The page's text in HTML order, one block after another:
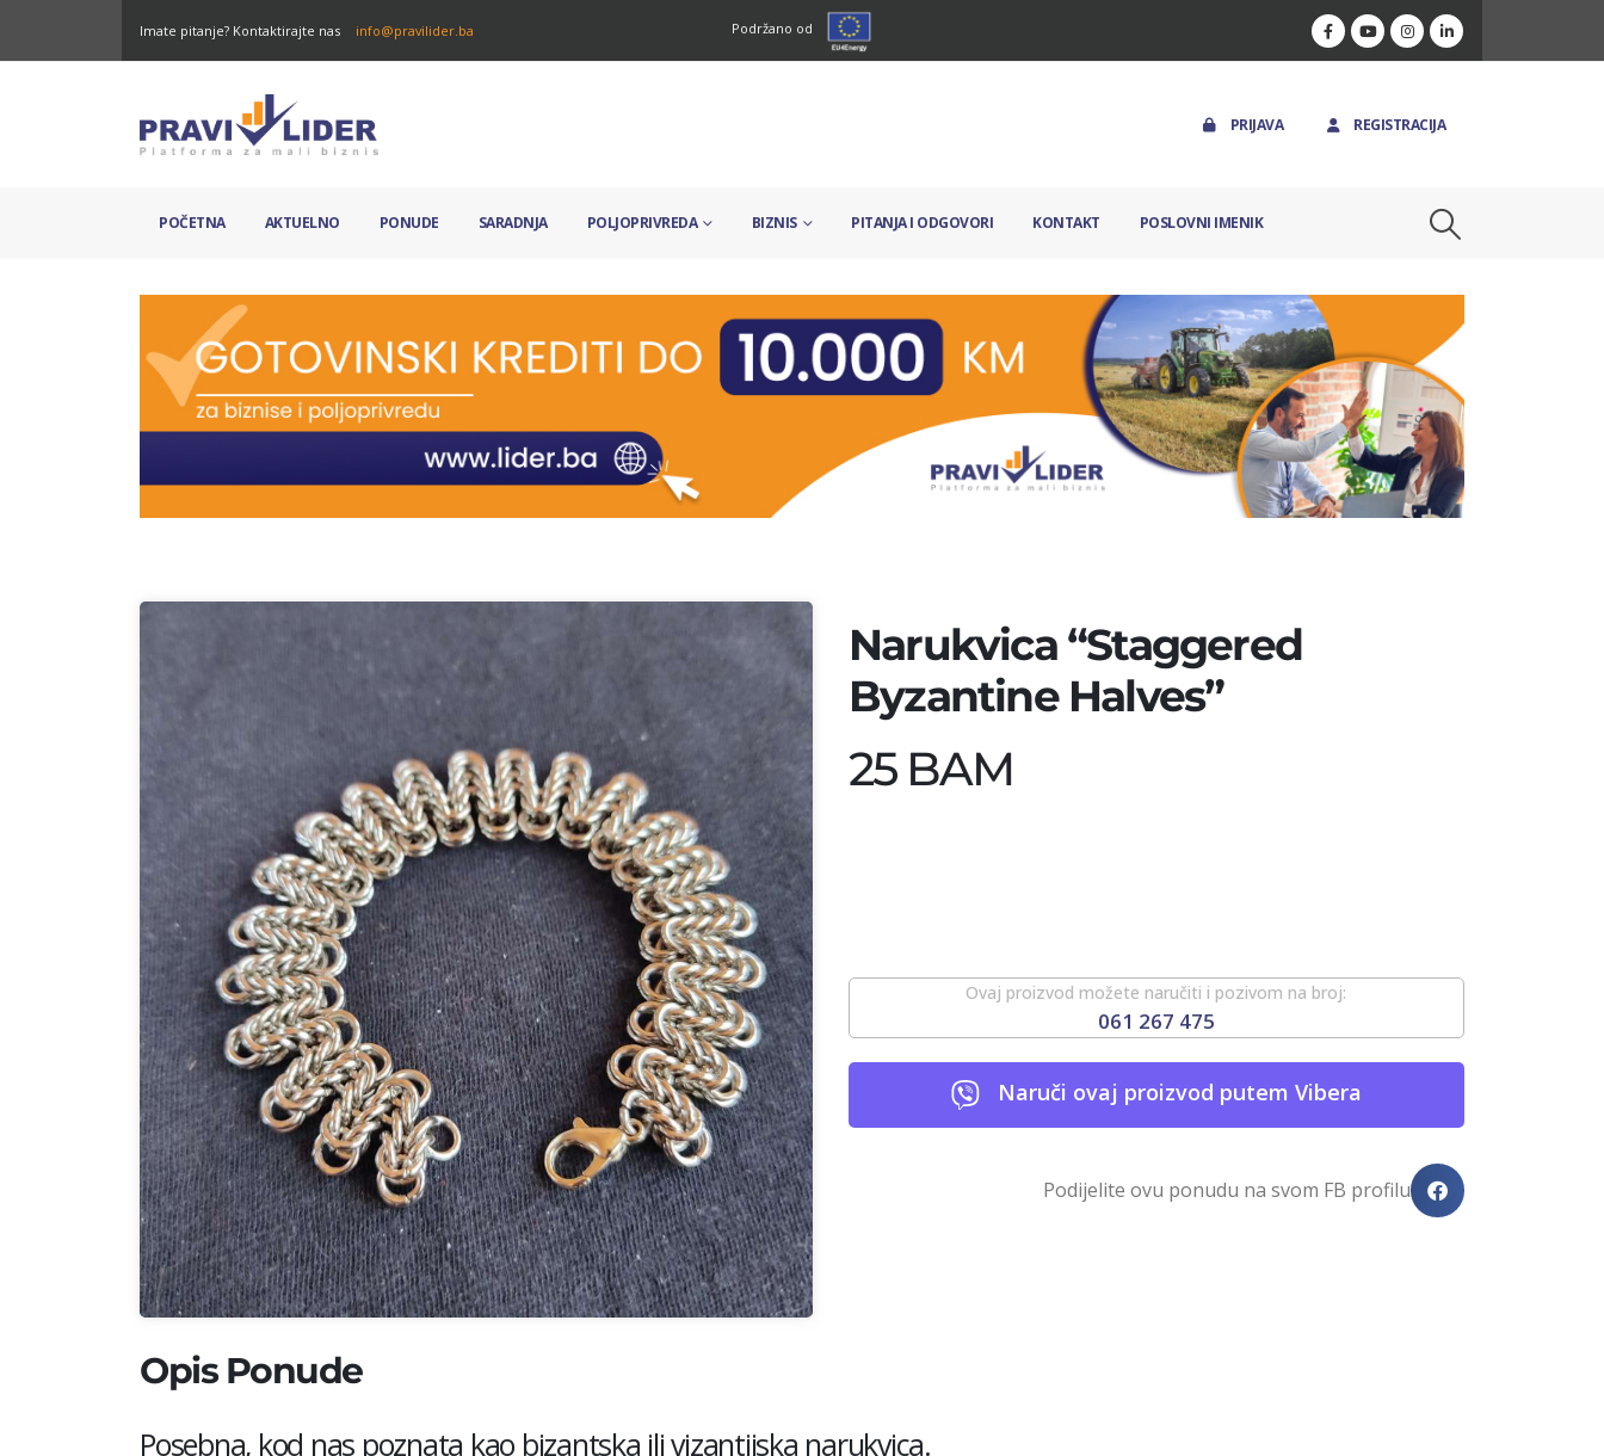
Imate pitanje? Kontaktirajte nas info@pravilider.ba Podržano od
PRIJAVA REGISTRACIJA
POČETNA AKTUELNO PONUDE SARADNJA POLJOPRIVREDA BIZNIS PITANJA I ODGOVORI KONTAKT POSLOVNI IMENIK
Narukvica “Staggered
Byzantine Halves”
25 BAM
Ovaj proizvod možete naručiti i pozivom na broj:
061 267 475
Naruči ovaj proizvod putem Vibera
Podijelite ovu ponudu na svom FB profilu
Opis Ponude
Posebna, kod nas poznata kao bizantska ili vizantijska narukvica.